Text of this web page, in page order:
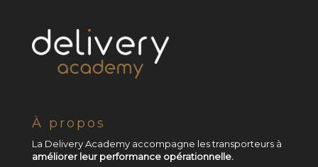
À propos
La Delivery Academy accompagne les transporteurs à
améliorer leur performance opérationnelle.